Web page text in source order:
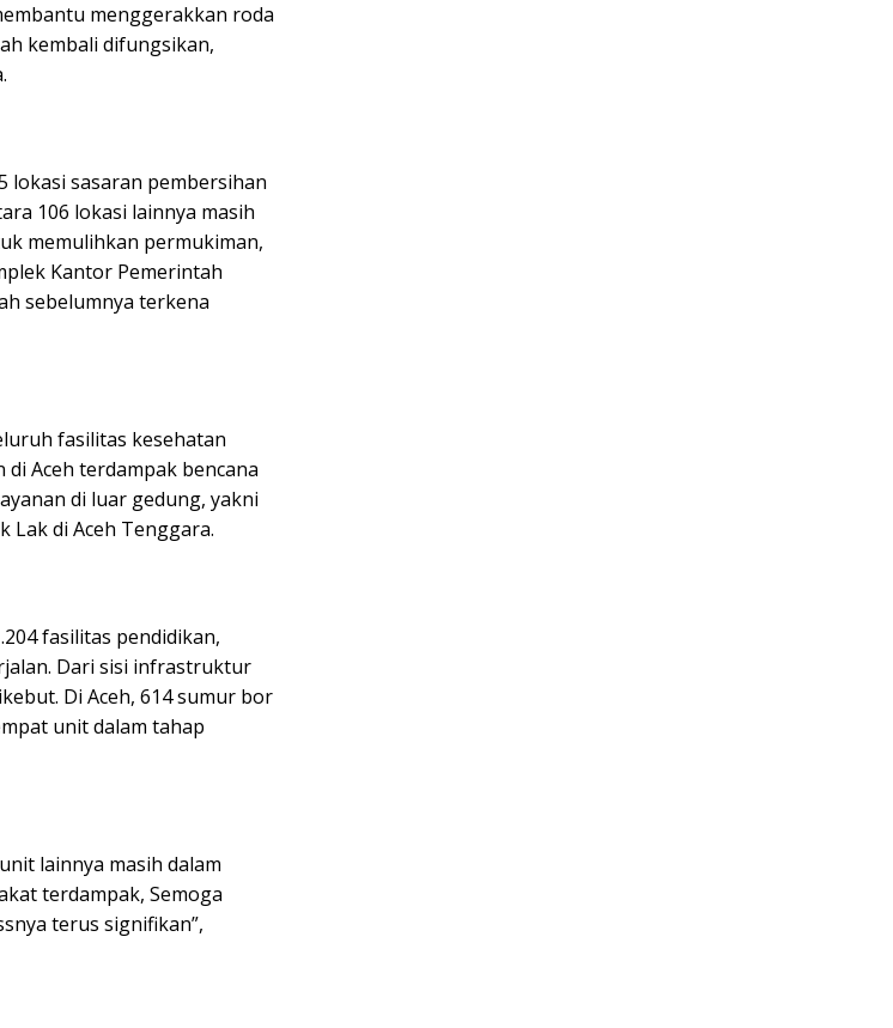
menggerakkan roda
kembali difungsikan,
lokasi sasaran pembersihan
106 lokasi lainnya masih
memulihkan permukiman,
Kantor Pemerintah
sebelumnya terkena
fasilitas kesehatan
Aceh terdampak bencana
di luar gedung, yakni
Lak di Aceh Tenggara.
fasilitas pendidikan,
Dari sisi infrastruktur
Di Aceh, 614 sumur bor
unit dalam tahap
lainnya masih dalam
terdampak, Semoga
terus signifikan”,